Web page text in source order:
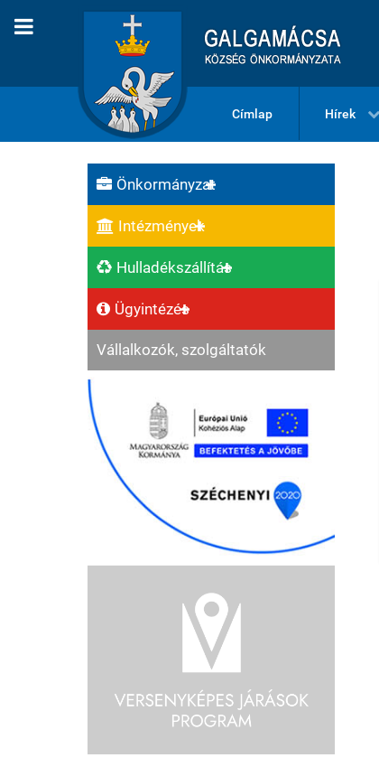
Címlap Hírek
Önkormányzat
Intézmények
Hulladékszállítás
Ügyintézés
Vállalkozók, szolgáltatók